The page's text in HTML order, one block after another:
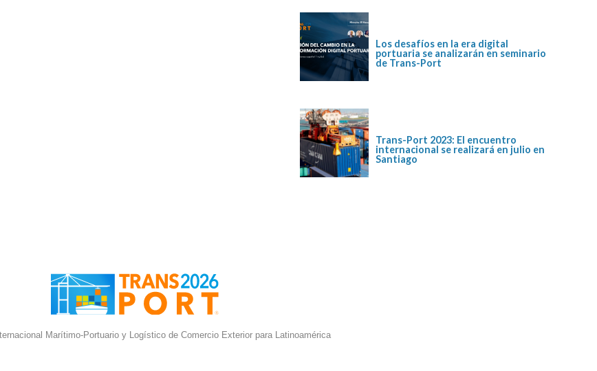
Los desafíos en la era digital
portuaria se analizarán en seminario
de Trans-Port
Trans-Port 2023: El encuentro
internacional se realizará en julio en
Santiago
Marítimo-Portuario y Logístico de Comercio Exterior para Latinoamérica